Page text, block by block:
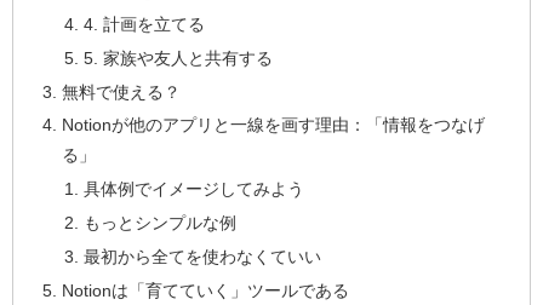
4. 計画を立てる
5. 家族や友人と共有する
無料で使える？
Notionが他のアプリと一線を画す理由：「情報をつなげ
る」
具体例でイメージしてみよう
もっとシンプルな例
最初から全てを使わなくていい
Notionは「育てていく」ツールである